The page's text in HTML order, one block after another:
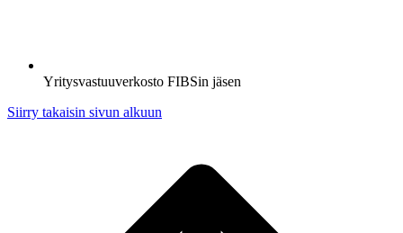
Yritysvastuuverkosto FIBSin jäsen
Siirry takaisin sivun alkuun